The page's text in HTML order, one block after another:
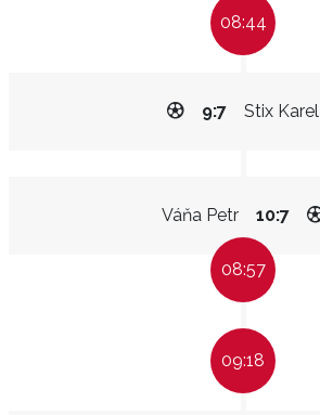
08:44
Stix Karel
9:7
Váňa Petr 10:7
08:57
09:18